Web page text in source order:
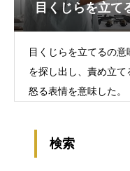
目くじらを立て
目くじらを立てるの
を探し出し、責め立
怒る表情を意味した。
検索